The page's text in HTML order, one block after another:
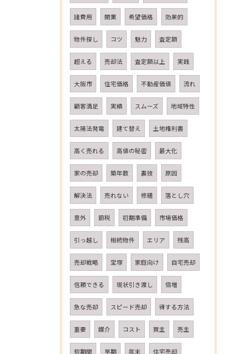
諸費用 開業 希望価格 効果的
物件探し コツ 魅力 査定額
超える 売却法 査定額以上 実践
大阪市 住宅価格 不動産価値 流れ
顧客満足 実績 スムーズ 地域特性
太陽法発電 建て替え 土地権利書
高く売れる 高値の秘密 最大化
家の売却 築年数 裏技 原因
解決法 売れない 修繕 落とし穴
意外 節税 初期準備 市場価格
引っ越し 相続物件 エリア 残高
売却戦略 宝塚 家庭向け 自宅売却
信頼できる 現状引き渡し 倍増
急な売却 スピード売却 得する方法
重要 媒介 コスト 買主 売主
短期間 早期 年末 住宅売却